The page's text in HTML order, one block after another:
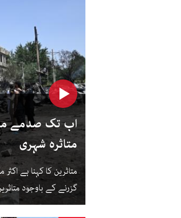
اب تک صدمے
متاثرہ شہری
گزرنے کے باوجود